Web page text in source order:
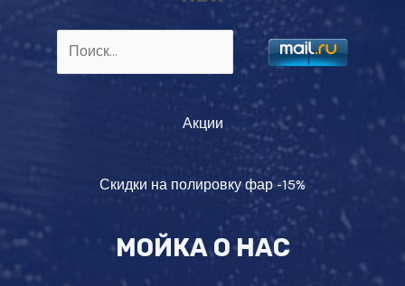
Акции
Скидки на полировку фар -15%
МОЙКА О НАС